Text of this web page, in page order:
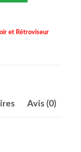
et Rétroviseur
Avis (0)